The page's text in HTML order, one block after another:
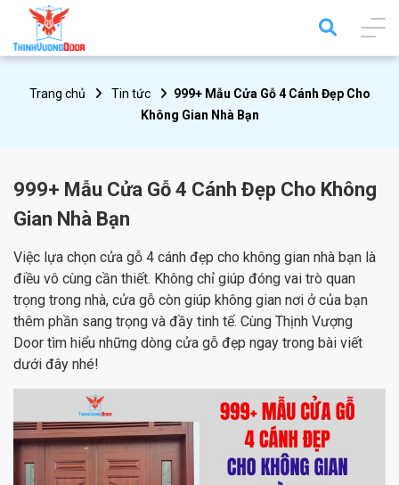
Trang chủ Tin tức
999+ Mẫu Cửa Gỗ 4 Cánh Đẹp Cho
Không Gian Nhà Bạn
999+ Mẫu Cửa Gỗ 4 Cánh Đẹp Cho Không
Gian Nhà Bạn
Việc lựa chọn cửa gỗ 4 cánh đẹp cho không gian nhà bạn là
điều vô cùng cần thiết. Không chỉ giúp đóng vai trò quan
trọng trong nhà, cửa gỗ còn giúp không gian nơi ở của bạn
thêm phần sang trọng và đầy tinh tế. Cùng Thịnh Vượng
Door tìm hiểu những dòng cửa gỗ đẹp ngay trong bài viết
dưới đây nhé!